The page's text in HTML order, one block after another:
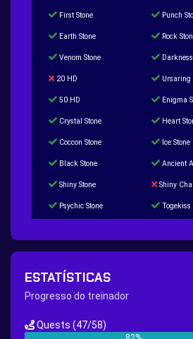
First Stone Punch
Earth Stone Rock
Venom Stone
20 HD
50 HD Enigma
Crystal Stone Heart
Coccon Stone Ice Stone
Black Stone Ancient
Shiny Stone Shiny
Psychic Stone Togekiss
200 Great Ball Quest
Hippie Outfit Quest
New Continent Quest pt.1 New
ESTATÍSTICAS
Progresso do treinador
Quests (47/58)